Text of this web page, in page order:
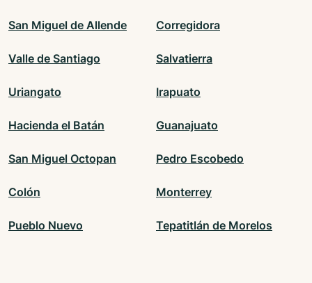
San Miguel de Allende Corregidora
Valle de Santiago Salvatierra
Uriangato Irapuato
Hacienda el Batán Guanajuato
San Miguel Octopan Pedro Escobedo
Colón Monterrey
Pueblo Nuevo Tepatitlán de Morelos